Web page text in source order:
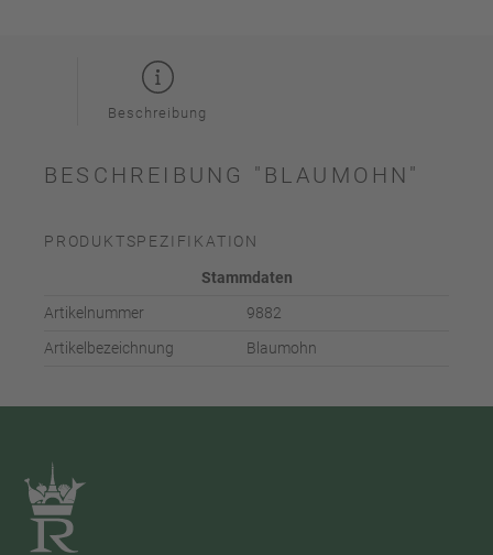
Beschreibung
BESCHREIBUNG "BLAUMOHN"
PRODUKTSPEZIFIKATION
Stammdaten
Artikelnummer
9882
Artikelbezeichnung
Blaumohn